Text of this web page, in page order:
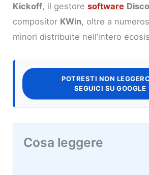
Kickoff, il gestoresoftware
compositor KWin, oltre a
minori distribuite nell’intero
POTRESTI NON
SEGUICI SU
Cosa leggere